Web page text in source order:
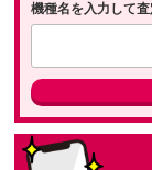
機種名を入力して査